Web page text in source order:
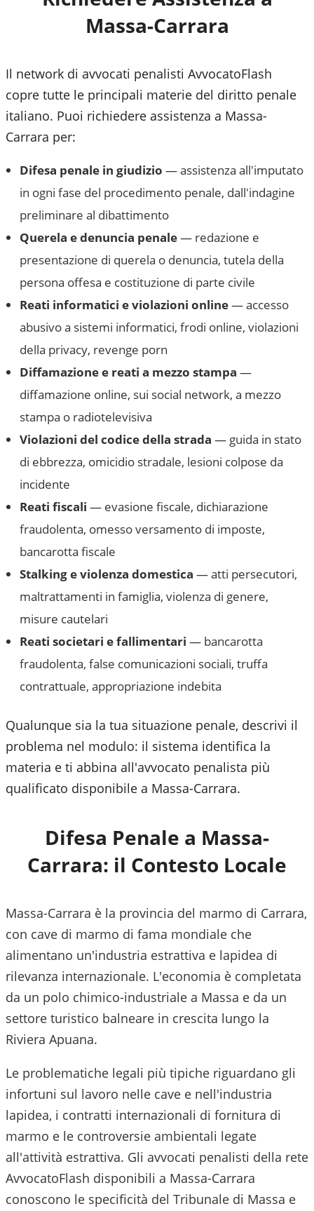
Massa-Carrara
Il network di avvocati penalisti AvvocatoFlash
copre tutte le principali materie del diritto penale
italiano. Puoi richiedere assistenza a Massa-
Carrara per:
Difesa penale in giudizio — assistenza all'imputato
in ogni fase del procedimento penale, dall'indagine
preliminare al dibattimento
Querela e denuncia penale— redazione e
presentazione di querela o denuncia, tutela della
persona offesa e costituzione di parte civile
Reati informatici e violazioni online— accesso
abusivo a sistemi informatici, frodi online, violazioni
della privacy, revenge porn
Diffamazione e reati a mezzo stampa —
diffamazione online, sui social network, a mezzo
stampa o radiotelevisiva
Violazioni del codice della strada — guida in stato
di ebbrezza, omicidio stradale, lesioni colpose da
incidente
Reati fiscali — evasione fiscale, dichiarazione
fraudolenta, omesso versamento di imposte,
bancarotta fiscale
Stalking e violenza domestica — atti persecutori,
maltrattamenti in famiglia, violenza di genere,
misure cautelari
Reati societari e fallimentari — bancarotta
fraudolenta, false comunicazioni sociali, truffa
contrattuale, appropriazione indebita
Qualunque sia la tua situazione penale, descrivi il
problema nel modulo: il sistema identifica la
materia e ti abbina all'avvocato penalista più
qualificato disponibile a Massa-Carrara.
Difesa Penale a Massa-
Carrara: il Contesto Locale
Massa-Carrara è la provincia del marmo di Carrara,
con cave di marmo di fama mondiale che
alimentano un'industria estrattiva e lapidea di
rilevanza internazionale. L'economia è completata
da un polo chimico-industriale a Massa e da un
settore turistico balneare in crescita lungo la
Riviera Apuana.
Le problematiche legali più tipiche riguardano gli
infortuni sul lavoro nelle cave e nell'industria
lapidea, i contratti internazionali di fornitura di
marmo e le controversie ambientali legate
all'attività estrattiva. Gli avvocati penalisti della rete
AvvocatoFlash disponibili a Massa-Carrara
conoscono le specificità del Tribunale di Massa e